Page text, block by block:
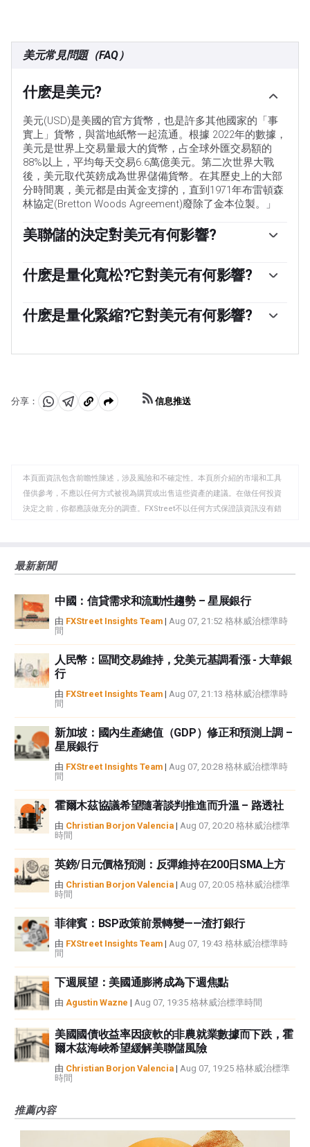
美元常見問題（FAQ）
什麽是美元?
美元(USD)是美國的官方貨幣，也是許多其他國家的「事
實上」貨幣，與當地紙幣一起流通。根據 2022年的數據，
美元是世界上交易量最大的貨幣，占全球外匯交易額的
88%以上，平均每天交易6.6萬億美元。第二次世界大戰
後，美元取代英鎊成為世界儲備貨幣。在其歷史上的大部
分時間裏，美元都是由黃金支撐的，直到1971年布雷頓森
林協定(Bretton Woods Agreement)廢除了金本位製。」
美聯儲的決定對美元有何影響?
美聯儲(Fed)決定的。美聯儲有兩項任務:實現物價穩定(控
製通脹)和促進充分就業。它實現這兩個目標的主要工具是
目標時，美聯儲將加息，這有助於美元升值。當通貨膨脹
率低於2%或失業率過高時，美聯儲可能會降低利率，這將
什麽是量化寬松?它對美元有何影響?
政策。量化寬松是美聯儲在陷入困境的金融體系中大幅增
加信貸流動的過程。這是一種非標準的政策措施，用於信
憂)。當僅僅降低利率不太可能達到必要的效果時，這是最
些美元主要從金融機構購買美國政府債券。量化寬松通常
會導致美元走軟。」
什麽是量化緊縮?它對美元有何影響?
構購買債券，不再將其持有的到期債券的本金再投資於新
分享：
分 分 複
板
信息推送
本頁面資訊包含前瞻性陳述，涉及風險和不確定性。本頁所介紹的市場和工具
僅供參考，不應以任何方式被視為購買或出售這些資產的建議。在做任何投資
決定之前，你都應該做充分的調查。FXStreet不以任何方式保證該資訊沒有錯
觀點，並不代表FXStreet或其廣告商的官方政策或立場。作者不對本頁連結的
如果文章正文中沒有明確提到，在撰寫本文時，作者在本文中提到的任何股票
中都沒有頭寸，也沒有與文中提到的任何公司有業務關係。除了FXStreet，作
者沒有收到撰寫這篇文章的報酬。
FXStreet和作者不提供個性化的建議。作者對該資訊的準確性、完整性或適用
性不作任何陳述。FXStreet和作者將不承擔任何錯誤，遺漏或任何損失，傷害
或損害由此資訊及其顯示或使用引起的。錯誤和遺漏除外。本文作者和
FXStreet並非註冊投資顧問，本文內容無意提供任何投資建議。
最新新聞
中國：信貸需求和流動性趨勢 – 星展銀行
由 FXStreet Insights Team | Aug 07, 21:52 格林威治標準時
間
人民幣：區間交易維持，兌美元基調看漲 - 大華銀
行
由 FXStreet Insights Team | Aug 07, 21:13 格林威治標準時
間
新加坡：國內生產總值（GDP）修正和預測上調 –
星展銀行
由 FXStreet Insights Team | Aug 07, 20:28 格林威治標準時
間
霍爾木茲協議希望隨著談判推進而升溫 – 路透社
由 Christian Borjon Valencia | Aug 07, 20:20 格林威治標準
時間
英鎊/日元價格預測：反彈維持在200日SMA上方
由 Christian Borjon Valencia | Aug 07, 20:05 格林威治標準
時間
菲律賓：BSP政策前景轉變——渣打銀行
由 FXStreet Insights Team | Aug 07, 19:43 格林威治標準時
間
下週展望：美國通膨將成為下週焦點
由 Agustin Wazne | Aug 07, 19:35 格林威治標準時間
美國國債收益率因疲軟的非農就業數據而下跌，霍
爾木茲海峽希望緩解美聯儲風險
由 Christian Borjon Valencia | Aug 07, 19:25 格林威治標準
時間
推薦內容